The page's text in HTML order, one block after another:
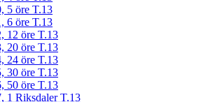
5 öre T.13
6 öre T.13
12 öre T.13
20 öre T.13
24 öre T.13
30 öre T.13
50 öre T.13
1 Riksdaler T.13